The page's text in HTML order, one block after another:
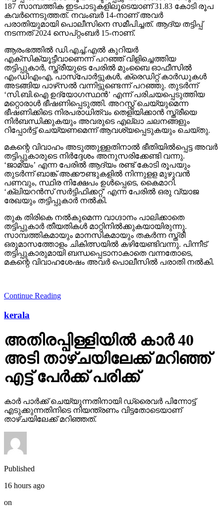
187 സാമ്പത്തിക ഇടപാടുകളിലൂടെയാണ് 31.83 കോടി രൂപ
കവര്‍ന്നെടുത്തത്. നവംബര്‍ 14-നാണ് അവര്‍
പരാതിയുമായി പൊലീസിനെ സമീപിച്ചത്. ആദ്യ തട്ടിപ്പ്
നടന്നത് 2024 സെപ്റ്റംബര്‍ 15-നാണ്.
ആരംഭത്തില്‍ ഡി.എച്ച്.എല്‍ കുറിയര്‍
എക്‌സിക്യൂട്ടീവാണെന്ന് പറഞ്ഞ് വിളിച്ചെത്തിയ
തട്ടിപ്പുകാര്‍, സ്ത്രീയുടെ പേരില്‍ മുംബൈ ഓഫീസില്‍
എംഡിഎംഎ, പാസ്പോര്‍ട്ടുകള്‍, ക്രെഡിറ്റ് കാര്‍ഡുകള്‍
അടങ്ങിയ പാഴ്‌സല്‍ വന്നിട്ടുണ്ടെന്ന് പറഞ്ഞു. തുടര്‍ന്ന്
‘സി.ബി.ഐ ഉദ്യോഗസ്ഥന്‍’ എന്ന് പരിചയപ്പെടുത്തിയ
മറ്റൊരാള്‍ ഭീഷണിപ്പെടുത്തി. അറസ്റ്റ് ചെയ്യുമെന്ന
ഭീഷണിക്കിടെ നിരപരാധിത്വം തെളിയിക്കാന്‍ സ്ത്രീയെ
നിര്‍ബന്ധിക്കുകയും അവരുടെ എല്ലാ ചലനങ്ങളും
റിപ്പോര്‍ട്ട് ചെയ്യണമെന്ന് ആവശ്യപ്പെടുകയും ചെയ്തു.
മകന്റെ വിവാഹം അടുത്തുള്ളതിനാല്‍ ഭീതിയില്‍പ്പെട്ട അവര്‍
തട്ടിപ്പുകാരുടെ നിര്‍ദ്ദേശം അനുസരിക്കേണ്ടി വന്നു.
‘ജാമ്യം’ എന്ന പേരില്‍ ആദ്യം രണ്ട് കോടി രൂപയും
തുടര്‍ന്ന് ബാങ്ക് അക്കൗണ്ടുകളില്‍ നിന്നുളള മുഴുവന്‍
പണവും, സ്ഥിര നിക്ഷേപം ഉള്‍പ്പെടെ, കൈമാറി.
‘ക്ലിയറന്‍സ് സര്‍ട്ടിഫിക്കറ്റ്’ എന്ന പേരില്‍ ഒരു വ്യാജ
രേഖയും തട്ടിപ്പുകാര്‍ നല്‍കി.
തുക തിരികെ നല്‍കുമെന്ന വാഗ്ദാനം പാലിക്കാതെ
തട്ടിപ്പുകാര്‍ തീയതികള്‍ മാറ്റിനില്‍ക്കുകയായിരുന്നു.
സാമ്പത്തികമായും മാനസികമായും തകര്‍ന്ന സ്ത്രീ
ഒരുമാസത്തോളം ചികിത്സയില്‍ കഴിയേണ്ടിവന്നു. പിന്നീട്
തട്ടിപ്പുകാരുമായി ബന്ധപ്പെടാനാകാതെ വന്നതോടെ,
മകന്റെ വിവാഹശേഷം അവര്‍ പൊലീസില്‍ പരാതി നല്‍കി.
Continue Reading
kerala
അതിരപ്പിള്ളിയില്‍ കാര്‍ 40
അടി താഴ്ചയിലേക്ക് മറിഞ്ഞ്
എട്ട് പേര്‍ക്ക് പരിക്ക്
കാര്‍ പാര്‍ക്ക് ചെയ്യുന്നതിനായി ഡ്രൈവര്‍ പിന്നോട്ട്
എടുക്കുന്നതിനിടെ നിയന്ത്രണം വിട്ടതോടെയാണ്
താഴ്ചയിലേക്ക് മറിഞ്ഞത്.
Published
16 hours ago
on